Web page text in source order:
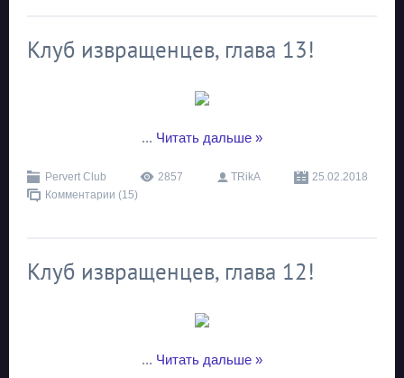
Клуб извращенцев, глава 13!
... Читать дальше »
Pervert Club 2857 TRikA
25.02.2018
Комментарии (15)
Клуб извращенцев, глава 12!
... Читать дальше »